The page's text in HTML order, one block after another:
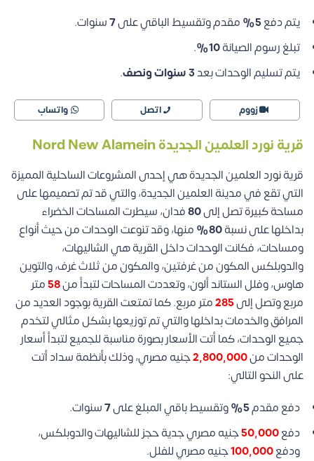
يتم دفع
مقدم وتقسيط الباقي على7سنوات.
تبلغ رسوم الصيانة10%
.
يتم تسليم الوحدات بعد3 سنوات ونصف .
زووم اتصل واتساب
قرية نورد العلمين الجديدة Nord New Alamein
قرية نورد العلمين الجديدة هي إحدى المشروعات الساحلية المميزة
التي تقع في مدينة العلمين الجديدة، والتي قد تم تصميمها على
مساحة كبيرة تصل إلى80فدان، سيطرت المساحات الخضراء
بداخلها على نسبة80%
منها، وقد تنوعت الوحدات من حيث أنواع
ومساحات، فكانت الوحدات داخل القرية هي الشاليهات،
والدوبلكس المكون من غرفتين، والمكون من ثلاث غرف، والتوين
هاوس، وفلل الستاند ألون، وتعددت المساحات لتبدأ من58متر
مربع وتصل إلى285متر مربع.كما تمتعت القرية بوجود العديد من
المرافق والخدمات بداخلها والتي تم توزيعها بشكل مثالي لتخدم
جميع الوحدات، كما أتت الأسعار بصورة مناسبة للجميع لتبدأ أسعار
الوحدات من2,800,000جنيه مصري، وذلك بأنظمة سداد أتت
على النحو التالي:
دفع مقدم5% وتقسيط باقي المبلغ على7سنوات.
دفع50,000جنيه مصري جدية حجز للشاليهات والدوبلكس،
ودفع100,000جنيه مصري للفلل.